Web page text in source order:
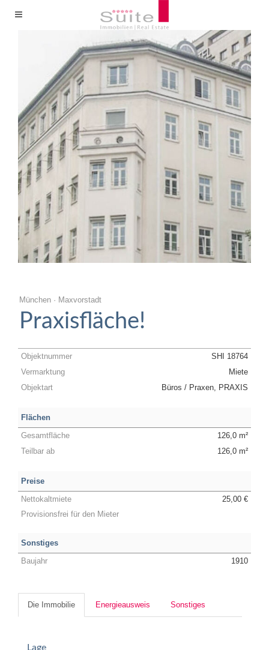
München · Maxvorstadt
Praxisfläche!
Objektnummer
SHI 18764
Vermarktung
Miete
Objektart
Büros / Praxen, PRAXIS
Flächen
Gesamtfläche
126,0 m²
Teilbar ab
126,0 m²
Preise
Nettokaltmiete
25,00 €
Provisionsfrei für den Mieter
Sonstiges
Baujahr
1910
Die Immobilie Energieausweis Sonstiges
Lage